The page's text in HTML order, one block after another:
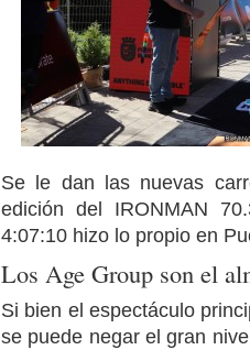
Se le dan las nuevas
edición del IRONMAN
4:07:10 hizo lo propio en
Los Age Group son el
Si bien el espectáculo
se puede negar el gran